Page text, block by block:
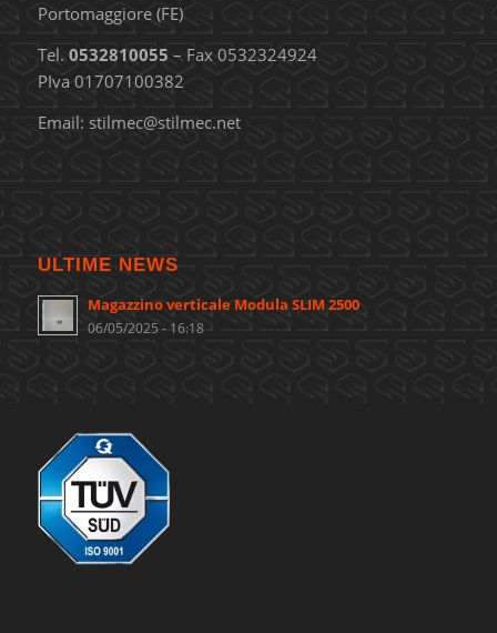
Portomaggiore (FE)
Tel. 0532810055 – Fax 0532324924
PIva 01707100382
Email: stilmec@stilmec.net
ULTIME NEWS
Magazzino verticale Modula SLIM 2500
06/05/2025 - 16:18